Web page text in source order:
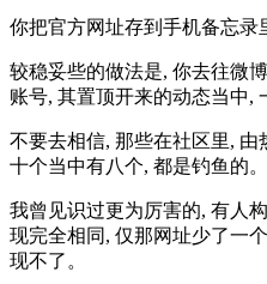
你把官方网址存到手机备忘录
较稳妥些的做法是, 你去往微
账号, 其置顶开来的动态当中,
不要去相信, 那些在社区里, 由
十个当中有八个, 都是钓鱼的。
我曾见识过更为厉害的, 有人
现完全相同, 仅那网址少了一
现不了。